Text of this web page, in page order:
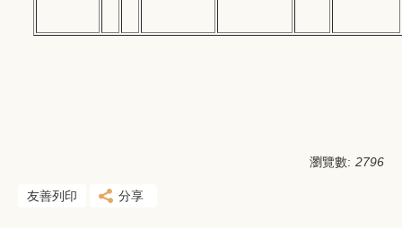
瀏覽數: 2796
友善列印 分享